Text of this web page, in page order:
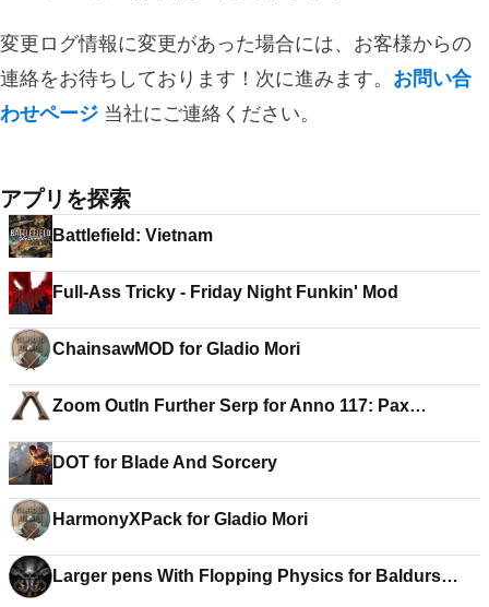
変更ログ情報に変更があった場合には、お客様からの
連絡をお待ちしております！次に進みます。 お問い合
わせページ 当社にご連絡ください。
アプリを探索
Battlefield: Vietnam
Full-Ass Tricky - Friday Night Funkin' Mod
ChainsawMOD for Gladio Mori
Zoom OutIn Further Serp for Anno 117: Pax
DOT for Blade And Sorcery
HarmonyXPack for Gladio Mori
Larger pens With Flopping Physics for Baldurs